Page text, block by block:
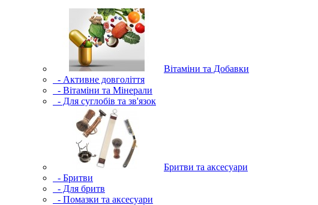
Вітаміни та Добавки
- Активне довголіття
- Вітаміни та Мінерали
- Для суглобів та зв'язок
Бритви та аксесуари
- Бритви
- Для бритв
- Помазки та аксесуари